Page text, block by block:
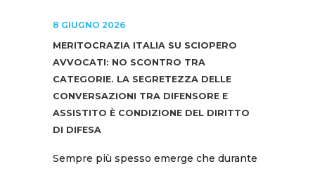
8 GIUGNO 2026
MERITOCRAZIA ITALIA SU SCIOPERO
AVVOCATI: NO SCONTRO TRA
CATEGORIE. LA SEGRETEZZA DELLE
CONVERSAZIONI TRA DIFENSORE E
ASSISTITO È CONDIZIONE DEL DIRITTO
DI DIFESA
Sempre più spesso emerge che durante